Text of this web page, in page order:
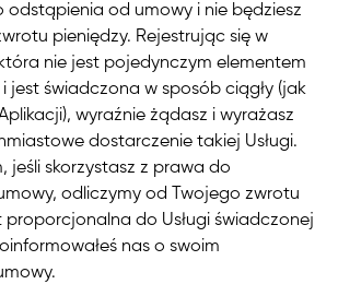
odstąpienia od umowy i nie będziesz
pieniędzy. Rejestrując się w
która nie jest pojedynczym elementem
jest świadczona w sposób ciągły (jak
wyraźnie żądasz i wyrażasz
dostarczenie takiej Usługi.
jeśli skorzystasz z prawa do
odliczymy od Twojego zwrotu
proporcjonalna do Usługi świadczonej
nas o swoim